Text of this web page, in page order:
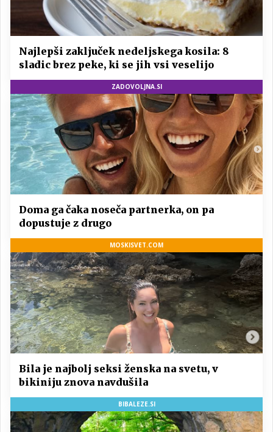
Najlepši zaključek nedeljskega kosila: 8
sladic brez peke, ki se jih vsi veselijo
ZADOVOLJNA.SI
Doma ga čaka noseča partnerka, on pa
dopustuje z drugo
MOSKISVET.COM
Bila je najbolj seksi ženska na svetu, v
bikiniju znova navdušila
BIBALEZE.SI